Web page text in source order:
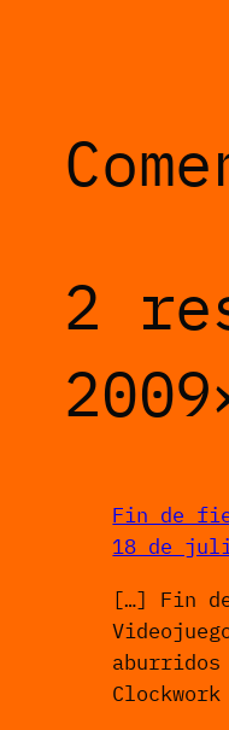
2
Fin de
18 de
[…] Fin de